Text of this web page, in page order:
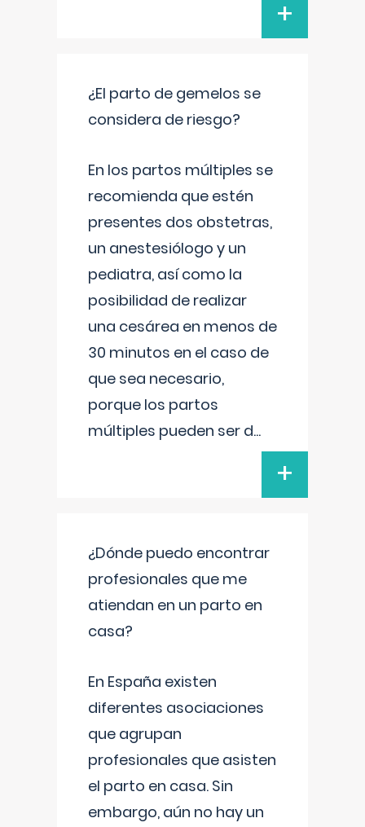
+
¿El parto de gemelos se
considera de riesgo?
En los partos múltiples se
recomienda que estén
presentes dos obstetras,
un anestesiólogo y un
pediatra, así como la
posibilidad de realizar
una cesárea en menos de
30 minutos en el caso de
que sea necesario,
porque los partos
múltiples pueden ser d...
+
¿Dónde puedo encontrar
profesionales que me
atiendan en un parto en
casa?
En España existen
diferentes asociaciones
que agrupan
profesionales que asisten
el parto en casa. Sin
embargo, aún no hay un